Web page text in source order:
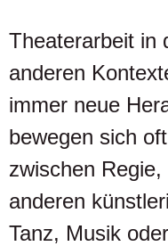
Theaterarbeit in
anderen
immer neue
bewegen sich
zwischen
anderen
Tanz, Musik